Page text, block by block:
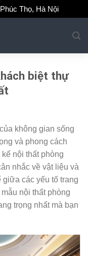
Thọ, Hà Nội
biệt thự
không gian sống
và phong cách
nội thất phòng
nhắc về vật liệu và
các yếu tố trang
nội thất phòng
trọng nhất mà bạn